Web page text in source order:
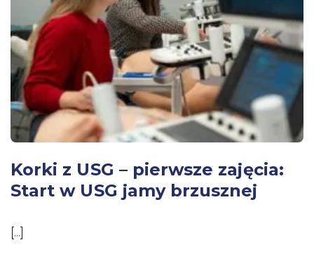
Korki z USG – pierwsze zajęcia:
Start w USG jamy brzusznej
[...]